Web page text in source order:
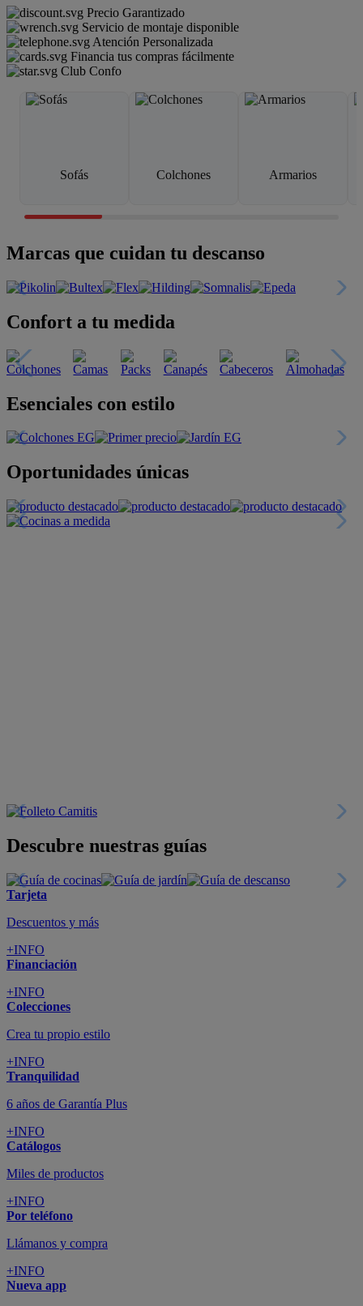
Precio Garantizado
Servicio de montaje disponible
Atención Personalizada
Financia tus compras fácilmente
Club Confo
Sofás Colchones Armarios
Marcas que cuidan tu descanso
Confort a tu medida
Esenciales con estilo
Oportunidades únicas
Descubre nuestras guías
Tarjeta
Descuentos y más
+INFO
Financiación
+INFO
Colecciones
Crea tu propio estilo
+INFO
Tranquilidad
6 años de Garantía Plus
+INFO
Catálogos
Miles de productos
+INFO
Por teléfono
Llámanos y compra
+INFO
Nueva app